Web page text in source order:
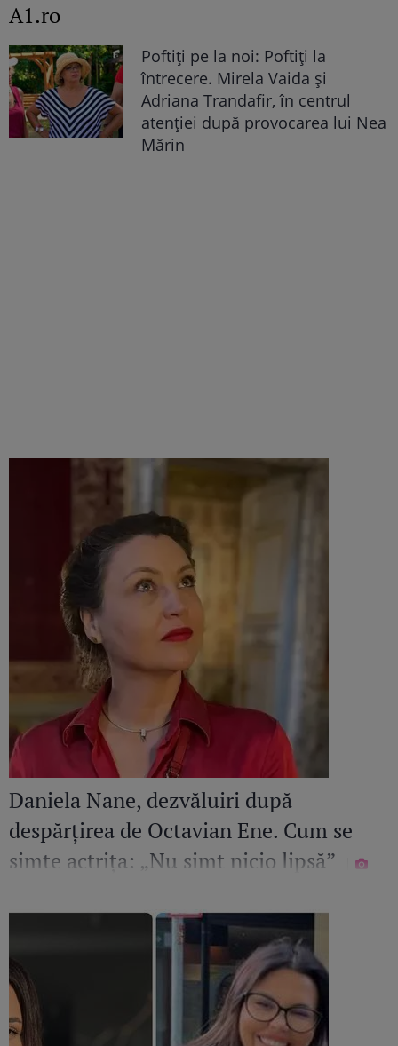
A1.ro
Poftiți pe la noi: Poftiți la
întrecere. Mirela Vaida și
Adriana Trandafir, în centrul
atenției după provocarea lui Nea
Mărin
Daniela Nane, dezvăluiri după
despărțirea de Octavian Ene. Cum se
simte actrița: „Nu simt nicio lipsă”